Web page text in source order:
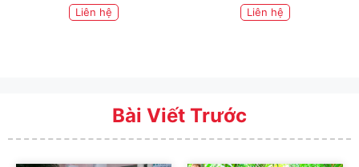
Liên hệ Liên hệ
Bài Viết Trước